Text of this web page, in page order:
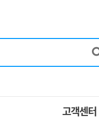
고객센터